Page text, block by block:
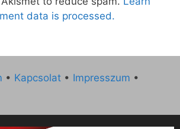
data is processed.
• Kapcsolat • Impresszum •